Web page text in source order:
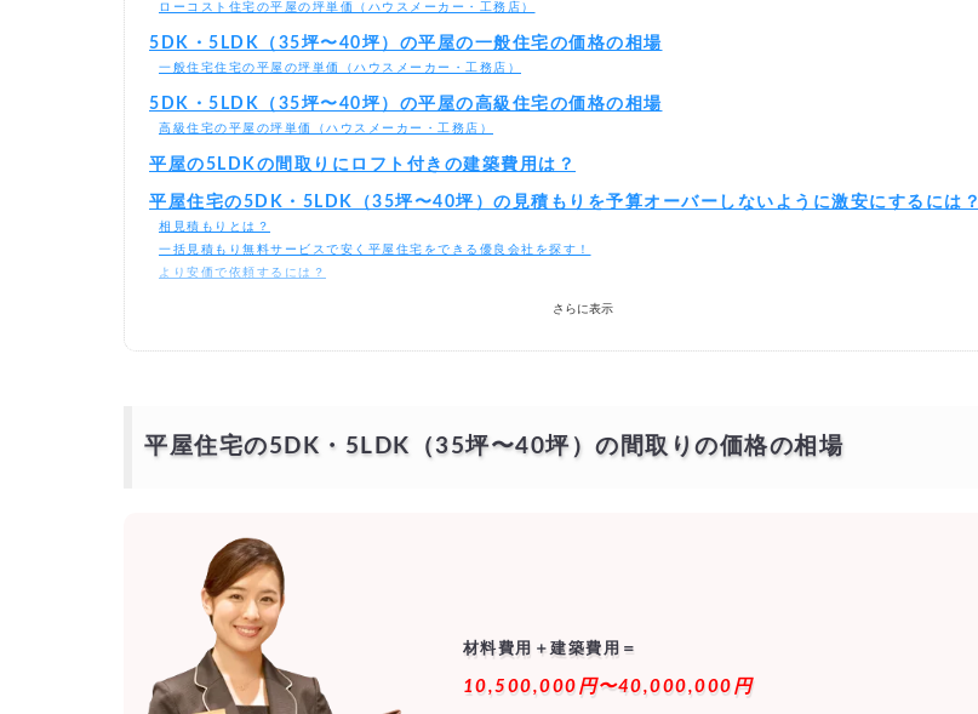
ローコスト住宅の平屋の坪単価（ハウスメーカー・工務店）
5DK・5LDK（35坪〜40坪）の平屋の一般住宅の価格の相場
一般住宅住宅の平屋の坪単価（ハウスメーカー・工務店）
5DK・5LDK（35坪〜40坪）の平屋の高級住宅の価格の相場
高級住宅の平屋の坪単価（ハウスメーカー・工務店）
平屋の5LDKの間取りにロフト付きの建築費用は？
平屋住宅の5DK・5LDK（35坪〜40坪）の見積もりを予算オーバーしないように激安にするには？
相見積もりとは？
一括見積もり無料サービスで安く平屋住宅をできる優良会社を探す！
より安価で依頼するには？
さらに表示
平屋住宅の5DK・5LDK（35坪〜40坪）の間取りの価格の相場
材料費用＋建築費用＝
10,500,000円〜40,000,000円